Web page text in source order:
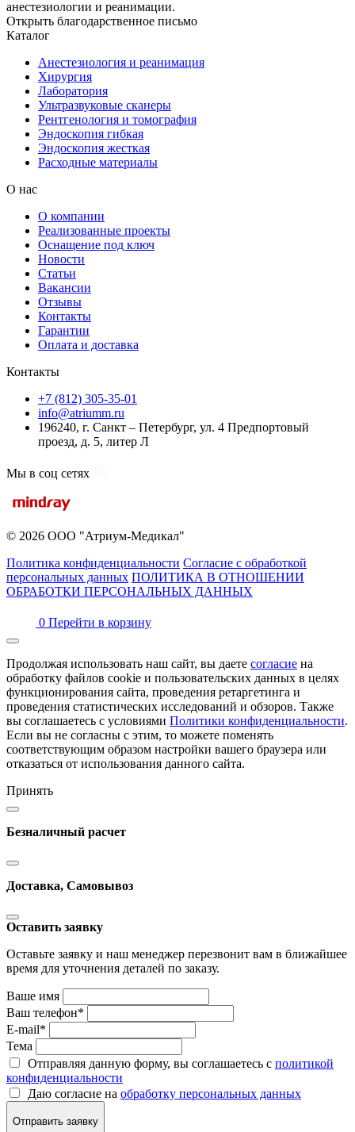
анестезиологии и реанимации.
Открыть благодарственное письмо
Каталог
Анестезиология и реанимация
Хирургия
Лаборатория
Ультразвуковые сканеры
Рентгенология и томография
Эндоскопия гибкая
Эндоскопия жесткая
Расходные материалы
О нас
О компании
Реализованные проекты
Оснащение под ключ
Новости
Статьи
Вакансии
Отзывы
Контакты
Гарантии
Оплата и доставка
Контакты
+7 (812) 305-35-01
info@atriumm.ru
196240, г. Санкт – Петербург, ул. 4 Предпортовый
проезд, д. 5, литер Л
Мы в соц сетях
© 2026 ООО "Атриум-Медикал"
Политика конфиденциальности Согласие с обработкой
персональных данных ПОЛИТИКА В ОТНОШЕНИИ
ОБРАБОТКИ ПЕРСОНАЛЬНЫХ ДАННЫХ
0 Перейти в корзину
Продолжая использовать наш сайт, вы даете согласие на
обработку файлов cookie и пользовательских данных в целях
функционирования сайта, проведения ретаргетинга и
проведения статистических исследований и обзоров. Также
вы соглашаетесь с условиями Политики конфиденциальности.
Если вы не согласны с этим, то можете поменять
соответствующим образом настройки вашего браузера или
отказаться от использования данного сайта.
Принять
Безналичный расчет
Доставка, Самовывоз
Оставить заявку
Оставьте заявку и наш менеджер перезвонит вам в ближайшее
время для уточнения деталей по заказу.
Ваше имя
Ваш телефон*
E-mail*
Тема
Отправляя данную форму, вы соглашаетесь с политикой
конфиденциальности
Даю согласие на обработку персональных данных
Отправить заявку